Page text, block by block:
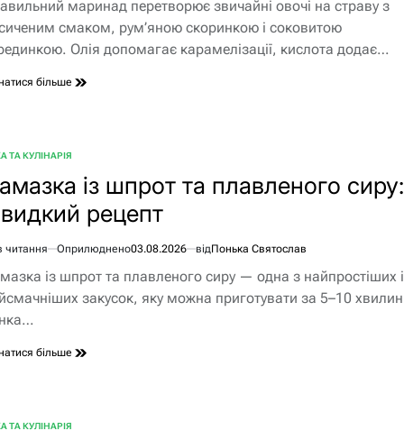
маринад перетворює звичайні овочі на страву з
смаком, рум’яною скоринкою і соковитою
Олія допомагає карамелізації, кислота додає…
більше
ТА КУЛІНАРІЯ
із шпрот та плавленого сиру:
рецепт
читання Оприлюднено03.08.2026 відПонька Святослав
із шпрот та плавленого сиру — одна з найпростіших і
закусок, яку можна приготувати за 5–10
більше
ТА КУЛІНАРІЯ